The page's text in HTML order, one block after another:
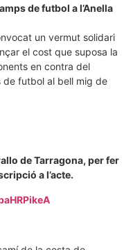
de futbol a l’Anella
un vermut solidari
el cost que suposa la
en contra del
futbol al bell mig de
de Tarragona, per fer
a l’acte.